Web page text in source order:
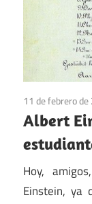
11 de febrero
Albert
Hoy,
Einstein, ya